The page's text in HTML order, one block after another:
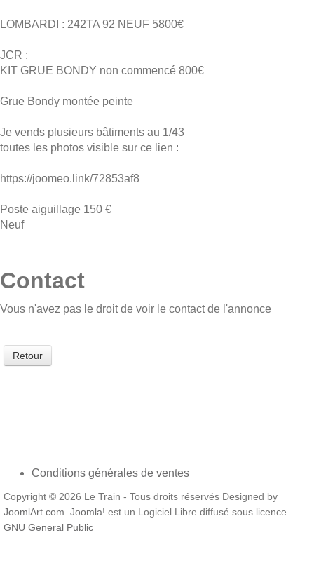
LOMBARDI : 242TA 92 NEUF 5800€
JCR :
KIT GRUE BONDY non commencé 800€
Grue Bondy montée peinte
Je vends plusieurs bâtiments au 1/43
toutes les photos visible sur ce lien :
https://joomeo.link/72853af8
Poste aiguillage 150 €
Neuf
Contact
Vous n'avez pas le droit de voir le contact de l'annonce
Retour
Conditions générales de ventes
Copyright © 2026 Le Train - Tous droits réservés Designed by
JoomlArt.com Joomla! est un Logiciel Libre diffusé sous licence
GNU General Public